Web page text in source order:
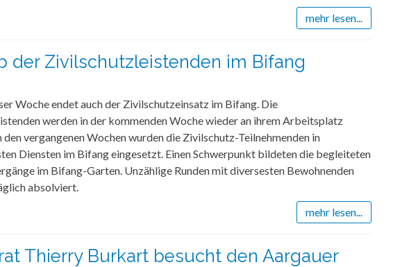
mehr lesen...
der Zivilschutzleistenden im Bifang
Woche endet auch der Zivilschutzeinsatz im Bifang. Die
werden in der kommenden Woche wieder an ihrem Arbeitsplatz
den vergangenen Wochen wurden die Zivilschutz-Teilnehmenden in
Diensten im Bifang eingesetzt. Einen Schwerpunkt bildeten die begleiteten
im Bifang-Garten. Unzählige Runden mit diversesten Bewohnenden
absolviert.
mehr lesen...
Thierry Burkart besucht den Aargauer